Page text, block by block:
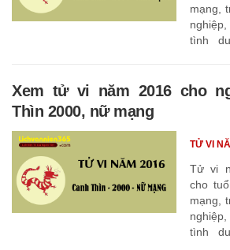
mạng,
tình
Xem tử vi năm 2016 cho
Thìn 2000, nữ mạng
Tử vi
cho
mạng,
tình
TỬ VI